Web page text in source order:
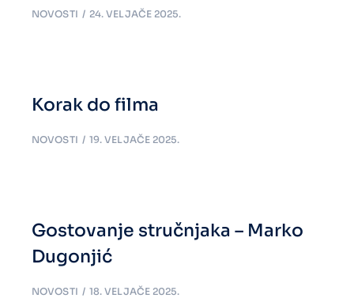
NOVOSTI 24. VELJAČE 2025.
Korak do filma
NOVOSTI 19. VELJAČE 2025.
Gostovanje stručnjaka – Marko
Dugonjić
NOVOSTI 18. VELJAČE 2025.